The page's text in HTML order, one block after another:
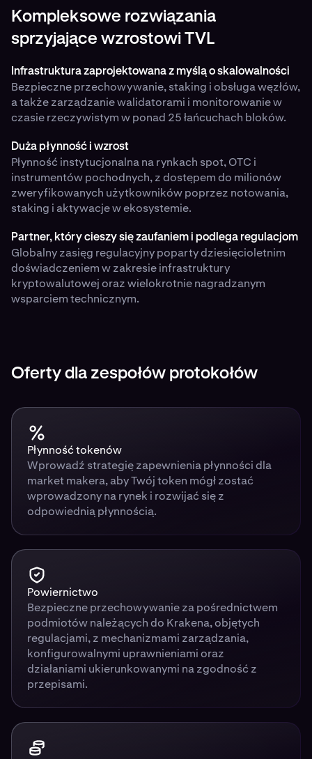
Kompleksowe rozwiązania
sprzyjające wzrostowi TVL
Infrastruktura zaprojektowana z myślą o skalowalności
Bezpieczne przechowywanie, staking i obsługa węzłów,
a także zarządzanie walidatorami i monitorowanie w
czasie rzeczywistym w ponad 25 łańcuchach bloków.
Duża płynność i wzrost
Płynność instytucjonalna na rynkach spot, OTC i
instrumentów pochodnych, z dostępem do milionów
zweryfikowanych użytkowników poprzez notowania,
staking i aktywacje w ekosystemie.
Partner, który cieszy się zaufaniem i podlega regulacjom
Globalny zasięg regulacyjny poparty dziesięcioletnim
doświadczeniem w zakresie infrastruktury
kryptowalutowej oraz wielokrotnie nagradzanym
wsparciem technicznym.
Oferty dla zespołów protokołów
Płynność tokenów
Wprowadź strategię zapewnienia płynności dla
market makera, aby Twój token mógł zostać
wprowadzony na rynek i rozwijać się z
odpowiednią płynnością.
Powiernictwo
Bezpieczne przechowywanie za pośrednictwem
podmiotów należących do Krakena, objętych
regulacjami, z mechanizmami zarządzania,
konfigurowalnymi uprawnieniami oraz
działaniami ukierunkowanymi na zgodność z
przepisami.